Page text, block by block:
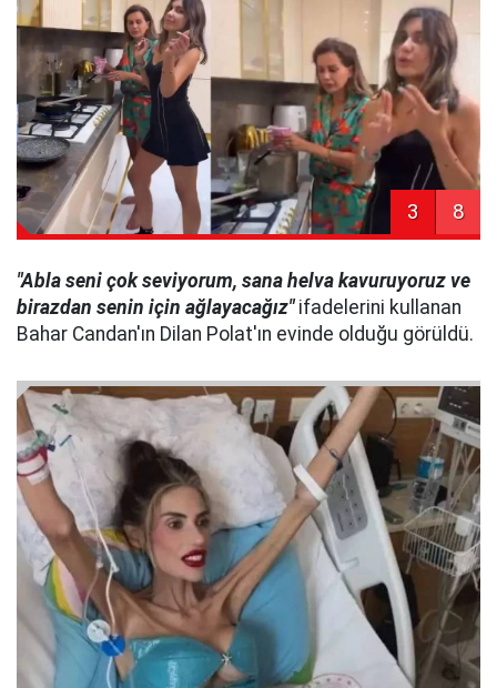
3 8
"Abla seni çok seviyorum, sana helva kavuruyoruz ve
birazdan senin için ağlayacağız"ifadelerini kullanan
Bahar Candan'ın Dilan Polat'ın evinde olduğu görüldü.